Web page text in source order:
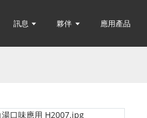
訊息 夥伴 應用產品